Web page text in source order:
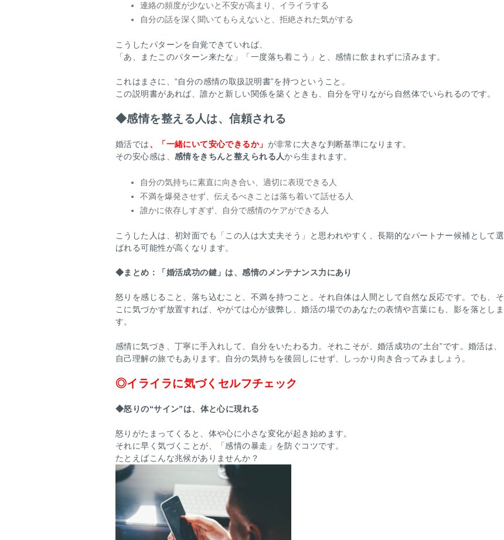
連絡の頻度が少ないと不安が高まり、イライラする
自分の話を深く聞いてもらえないと、拒絶された気がする
こうしたパターンを自覚できていれば、
「あ、またこのパターン来たな」「一度落ち着こう」と、感情に飲まれずに済みます。
これはまさに、“自分の感情の取扱説明書”を持つということ。
この説明書があれば、誰かと新しい関係を築くときも、自分を守りながら自然体でいられるのです。
◆感情を整える人は、信頼される
婚活では、「一緒にいて安心できるか」 が非常に大きな判断基準になります。
その安心感は、 感情をきちんと整えられる人から生まれます。
自分の気持ちに素直に向き合い、適切に表現できる人
不満を爆発させず、伝えるべきことは落ち着いて話せる人
誰かに依存しすぎず、自分で感情のケアができる人
こうした人は、初対面でも「この人は大丈夫そう」と思われやすく、長期的なパートナー候補として選
ばれる可能性が高くなります。
◆まとめ：「婚活成功の鍵」は、感情のメンテナンス力にあり
怒りを感じること、落ち込むこと、不満を持つこと。それ自体は人間として自然な反応です。でも、そ
こに気づかず放置すれば、やがては心が疲弊し、婚活の場でのあなたの表情や言葉にも、影を落としま
す。
感情に気づき、丁寧に手入れして、自分をいたわる力。それこそが、婚活成功の“土台”です。婚活は、
自己理解の旅でもあります。自分の気持ちを後回しにせず、しっかり向き合ってみましょう。
◎イライラに気づくセルフチェック
◆怒りの“サイン”は、体と心に現れる
怒りがたまってくると、体や心に小さな変化が起き始めます。
それに早く気づくことが、「感情の暴走」を防ぐコツです。
たとえばこんな兆候がありませんか？